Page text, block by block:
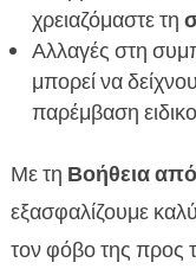
χρειαζόμαστε τη
Αλλαγές στη
μπορεί να
παρέμβαση
Με τη Βοήθεια από
εξασφαλίζουμε
τον φόβο της προς